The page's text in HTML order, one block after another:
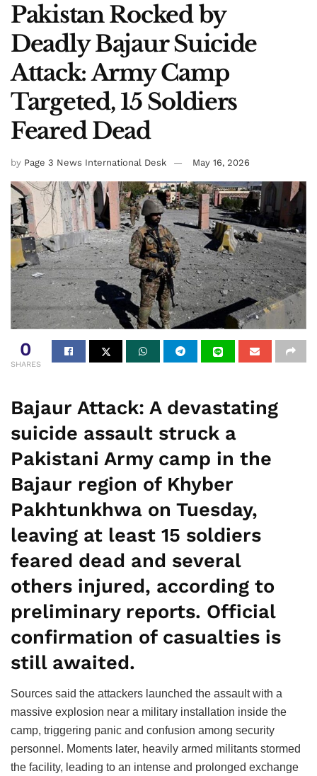
Pakistan Rocked by
Deadly Bajaur Suicide
Attack: Army Camp
Targeted, 15 Soldiers
Feared Dead
by Page 3 News International Desk May 16, 2026
0
SHARES
Bajaur Attack: A devastating
suicide assault struck a
Pakistani Army camp in the
Bajaur region of Khyber
Pakhtunkhwa on Tuesday,
leaving at least 15 soldiers
feared dead and several
others injured, according to
preliminary reports. Official
confirmation of casualties is
still awaited.
Sources said the attackers launched the assault with a
massive explosion near a military installation inside the
camp, triggering panic and confusion among security
personnel. Moments later, heavily armed militants stormed
the facility, leading to an intense and prolonged exchange